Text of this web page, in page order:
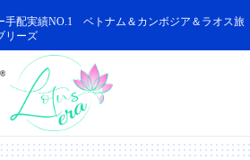
手配実績NO.1 ベトナム＆カンボジア＆ラオス旅
リーズ